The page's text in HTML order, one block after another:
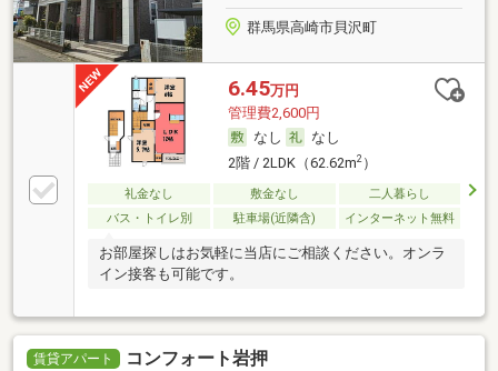
群馬県高崎市貝沢町
6.45万円
管理費2,600円
なし
なし
2階 / 2LDK（62.62m2）
礼金なし 敷金なし
二人暮らし
バス・トイレ別
駐車場(近隣含) インターネット無料
お部屋探しはお気軽に当店にご相談ください。オンラ
イン接客も可能です。
賃貸アパート コンフォート岩押